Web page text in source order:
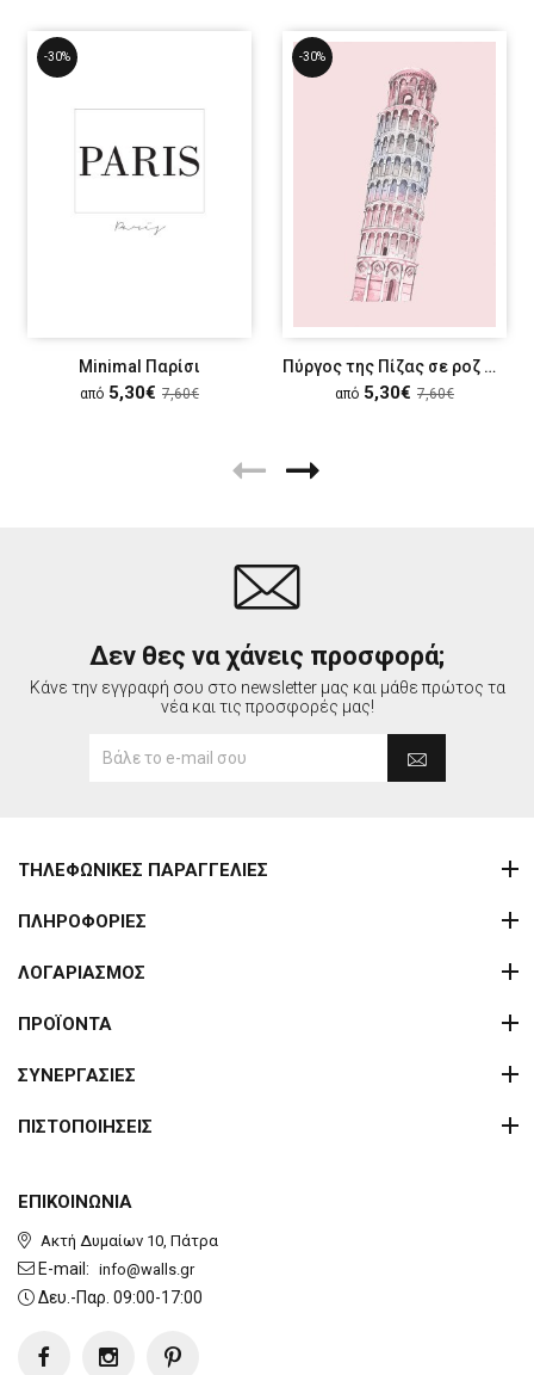
-30%
Minimal Παρίσι
από 5,30€ 7,60€
-30%
Πύργος της Πίζας σε ροζ φόντο
από 5,30€ 7,60€
Δεν θες να χάνεις προσφορά;
Κάνε την εγγραφή σου στο newsletter μας και μάθε πρώτος τα
νέα και τις προσφορές μας!
ΕΠΙΚΟΙΝΩΝΙΑ
Ακτή Δυμαίων 10, Πάτρα
E-mail: info@walls.gr
Δευ.-Παρ. 09:00-17:00
ΤΗΛΕΦΩΝΙΚΕΣ ΠΑΡΑΓΓΕΛΙΕΣ
ΠΛΗΡΟΦΟΡΙΕΣ
ΛΟΓΑΡΙΑΣΜΟΣ
ΠΡΟΪΟΝΤΑ
ΣΥΝΕΡΓΑΣΙΕΣ
ΠΙΣΤΟΠΟΙΗΣΕΙΣ